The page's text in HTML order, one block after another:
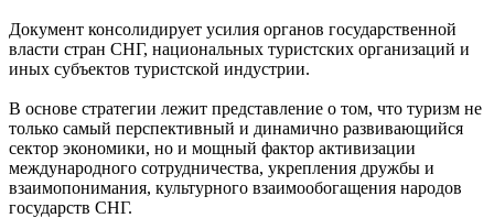
Документ консолидирует усилия органов государственной
власти стран СНГ, национальных туристских организаций и
иных субъектов туристской индустрии.
В основе стратегии лежит представление о том, что туризм не
только самый перспективный и динамично развивающийся
сектор экономики, но и мощный фактор активизации
международного сотрудничества, укрепления дружбы и
взаимопонимания, культурного взаимообогащения народов
государств СНГ.